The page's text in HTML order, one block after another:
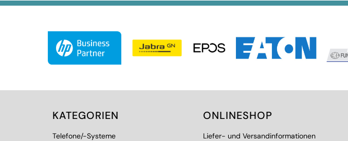
KATEGORIEN
Telefone/-Systeme
ONLINESHOP
Liefer- und Versandinformationen